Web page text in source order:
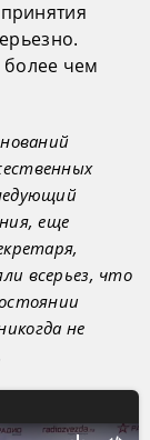
более чем
еще
всерьез, что
не